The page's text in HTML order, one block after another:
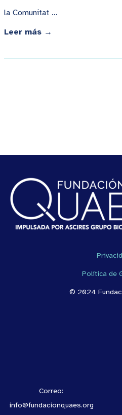
la Comunitat …
Leer más →
Política de
© 2024
Correo:
info@fundacionquaes.org